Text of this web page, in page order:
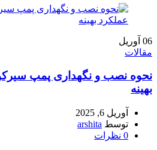
06 آوریل
مقالات
نحوه نصب و نگهداری پمپ
بهینه
آوریل 6, 2025
توسط arshita
0 نظرات